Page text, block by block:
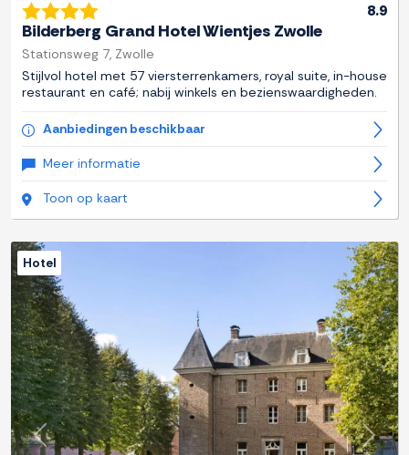
8.9
Bilderberg Grand Hotel Wientjes Zwolle
Stationsweg 7, Zwolle
Stijlvol hotel met 57 viersterrenkamers, royal suite, in-house
restaurant en café; nabij winkels en bezienswaardigheden.
Aanbiedingen beschikbaar
Meer informatie
Toon op kaart
Previous Next
Hotel